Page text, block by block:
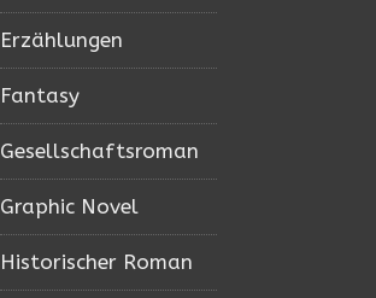
Erzählungen
Fantasy
Gesellschaftsroman
Graphic Novel
Historischer Roman